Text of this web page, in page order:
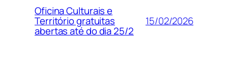
Oficina Culturais e
Território gratuitas
abertas até do dia 25/2
15/02/2026